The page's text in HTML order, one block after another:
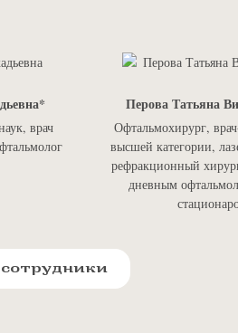
врач
Перова Татьяна
Офтальмохирург,
высшей категории,
рефракционный
дневным